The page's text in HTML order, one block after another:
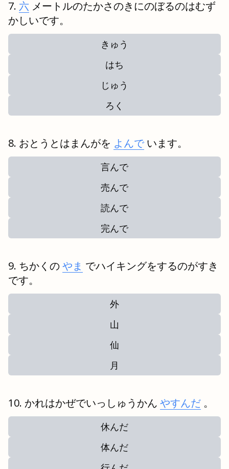
六 メートルのたかさのきにのぼるのはむず
かしいです。
きゅう
はち
じゅう
ろく
おとうとはまんがを よんで います。
言んで
売んで
読んで
完んで
ちかくの やま でハイキングをするのがすき
です。
外
山
仙
月
かれはかぜでいっしゅうかん やすんだ 。
休んだ
体んだ